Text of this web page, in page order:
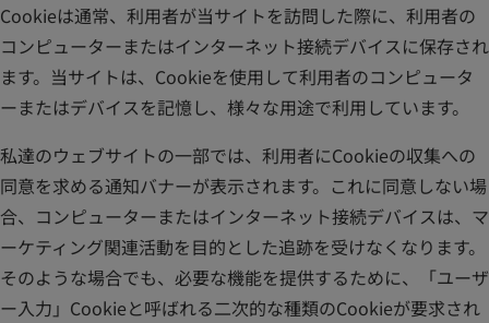
Cookieは通常、利用者が当サイトを訪問した際に、利用者の
コンピューターまたはインターネット接続デバイスに保存され
ます。当サイトは、Cookieを使用して利用者のコンピュータ
ーまたはデバイスを記憶し、様々な用途で利用しています。
私達のウェブサイトの一部では、利用者にCookieの収集への
同意を求める通知バナーが表示されます。これに同意しない場
合、コンピューターまたはインターネット接続デバイスは、マ
ーケティング関連活動を目的とした追跡を受けなくなります。
そのような場合でも、必要な機能を提供するために、「ユーザ
ー入力」Cookieと呼ばれる二次的な種類のCookieが要求され